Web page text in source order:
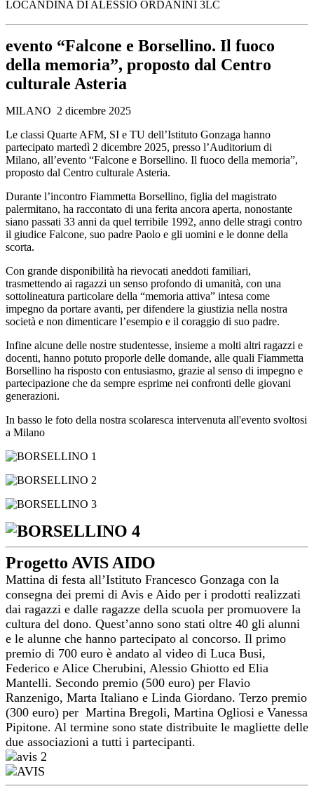
LOCANDINA DI ALESSIO ORDANINI 3LC
evento “Falcone e Borsellino. Il fuoco
della memoria”, proposto dal Centro
culturale Asteria
MILANO 2 dicembre 2025
Le classi Quarte AFM, SI e TU dell’Istituto Gonzaga hanno
partecipato martedì 2 dicembre 2025, presso l’Auditorium di
Milano, all’evento “Falcone e Borsellino. Il fuoco della memoria”,
proposto dal Centro culturale Asteria.
Durante l’incontro Fiammetta Borsellino, figlia del magistrato
palermitano, ha raccontato di una ferita ancora aperta, nonostante
siano passati 33 anni da quel terribile 1992, anno delle stragi contro
il giudice Falcone, suo padre Paolo e gli uomini e le donne della
scorta.
Con grande disponibilità ha rievocati aneddoti familiari,
trasmettendo ai ragazzi un senso profondo di umanità, con una
sottolineatura particolare della “memoria attiva” intesa come
impegno da portare avanti, per difendere la giustizia nella nostra
società e non dimenticare l’esempio e il coraggio di suo padre.
Infine alcune delle nostre studentesse, insieme a molti altri ragazzi e
docenti, hanno potuto proporle delle domande, alle quali Fiammetta
Borsellino ha risposto con entusiasmo, grazie al senso di impegno e
partecipazione che da sempre esprime nei confronti delle giovani
generazioni.
In basso le foto della nostra scolaresca intervenuta all'evento svoltosi
a Milano
Progetto AVIS AIDO
Mattina di festa all’Istituto Francesco Gonzaga con la
consegna dei premi di Avis e Aido per i prodotti realizzati
dai ragazzi e dalle ragazze della scuola per promuovere la
cultura del dono. Quest’anno sono stati oltre 40 gli alunni
e le alunne che hanno partecipato al concorso. Il primo
premio di 700 euro è andato al video di Luca Busi,
Federico e Alice Cherubini, Alessio Ghiotto ed Elia
Mantelli. Secondo premio (500 euro) per Flavio
Ranzenigo, Marta Italiano e Linda Giordano. Terzo premio
(300 euro) per Martina Bregoli, Martina Ogliosi e Vanessa
Pipitone. Al termine sono state distribuite le magliette delle
due associazioni a tutti i partecipanti.